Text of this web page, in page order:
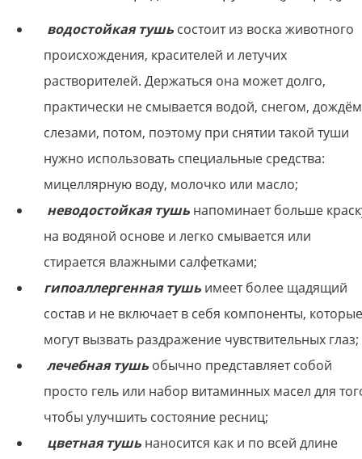
водостойкая тушь состоит из воска животного
происхождения, красителей и летучих
растворителей. Держаться она может долго,
практически не смывается водой, снегом,
слезами, потом, поэтому при снятии такой туши
нужно использовать специальные средства:
мицеллярную воду, молочко или масло;
неводостойкая тушь напоминает больше
на водяной основе и легко смывается или
стирается влажными салфетками;
гипоаллергенная тушь имеет более щадящий
состав и не включает в себя компоненты, которые
могут вызвать раздражение чувствительных глаз;
лечебная тушь обычно представляет собой
просто гель или набор витаминных масел для
чтобы улучшить состояние ресниц;
цветная тушь наносится как и по всей длине